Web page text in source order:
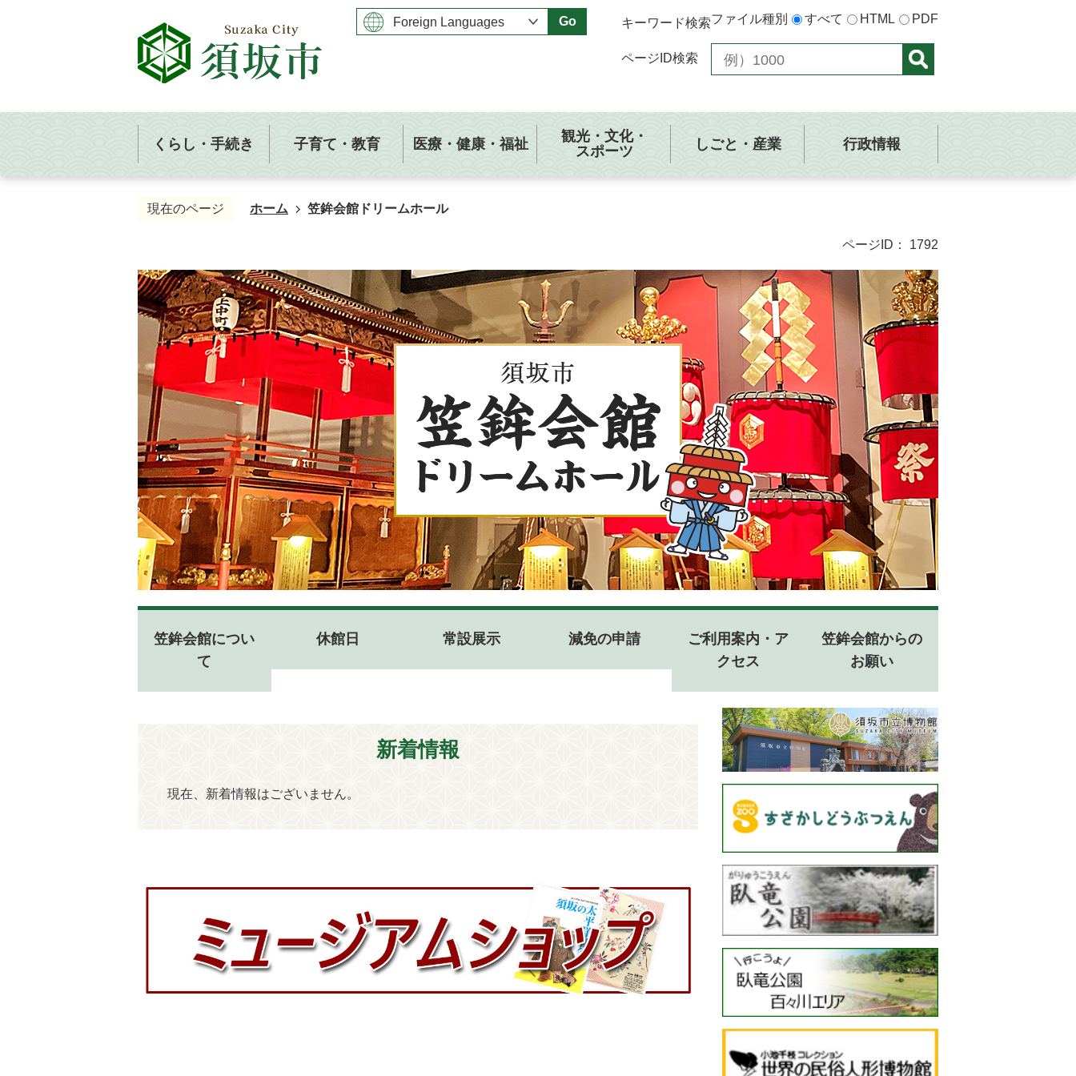
Go キーワード検索ファイル種別 すべて HTML PDF
ページID検索
くらし・手続き 子育て・教育 医療・健康・福祉
観光・文化・
スポーツ
しごと・産業 行政情報
現在のページ ホーム 笠鉾会館ドリームホール
鉾
会
館
ド
リ
ー
ム
ホ
ー
ル
ページID： 1792
笠鉾会館につい
て
休館日 常設展示 減免の申請
ご利用案内・ア
クセス
笠鉾会館からの
お願い
新着情報
現在、新着情報はございません。